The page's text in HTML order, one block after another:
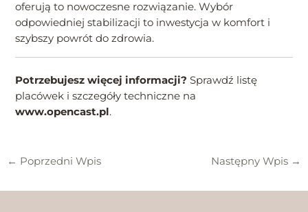
oferują to nowoczesne rozwiązanie. Wybór
odpowiedniej stabilizacji to inwestycja w komfort i
szybszy powrót do zdrowia.
Potrzebujesz więcej informacji? Sprawdź listę
placówek i szczegóły techniczne na
www.opencast.pl.
← Poprzedni Wpis Następny Wpis →